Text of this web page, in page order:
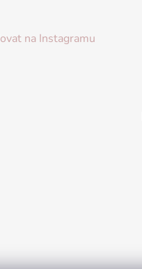
na Instagramu